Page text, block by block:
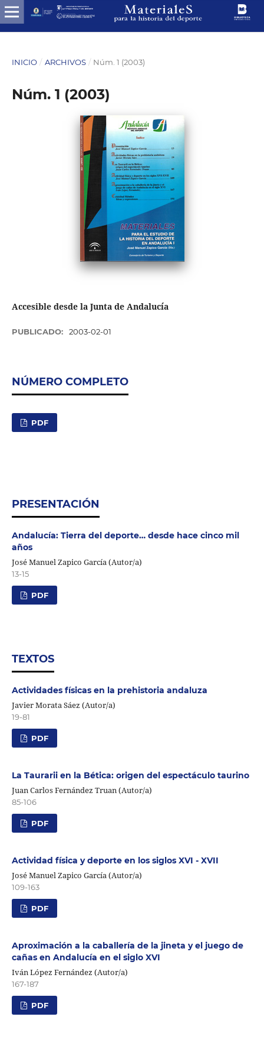
INICIO / ARCHIVOS / Núm. 1 (2003)
Núm. 1 (2003)
Accesible desde la Junta de Andalucía
PUBLICADO: 2003-02-01
NÚMERO COMPLETO
PDF
PRESENTACIÓN
Andalucía: Tierra del deporte… desde hace cinco mil
años
José Manuel Zapico García (Autor/a)
13-15
PDF
TEXTOS
Actividades físicas en la prehistoria andaluza
Javier Morata Sáez (Autor/a)
19-81
PDF
La Taurarii en la Bética: origen del espectáculo taurino
Juan Carlos Fernández Truan (Autor/a)
85-106
PDF
Actividad física y deporte en los siglos XVI - XVII
José Manuel Zapico García (Autor/a)
109-163
PDF
Aproximación a la caballería de la jineta y el juego de
cañas en Andalucía en el siglo XVI
Iván López Fernández (Autor/a)
167-187
PDF